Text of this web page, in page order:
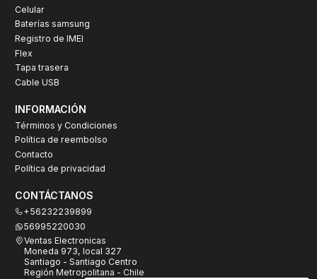
Celular
Baterías samsung
Registro de IMEI
Flex
Tapa trasera
Cable USB
INFORMACIÓN
Términos y Condiciones
Política de reembolso
Contacto
Política de privacidad
CONTÁCTANOS
+56232239899
56995220030
Ventas Electronicas
Moneda 973, local 327
Santiago - Santiago Centro
Región Metropolitana - Chile